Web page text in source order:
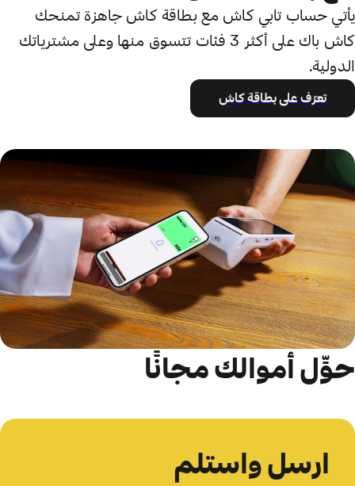
يأتي حساب تابي كاش مع بطاقة كاش جاهزة تمنحك
كاش باك على أكثر 3 فئات تتسوق منها وعلى مشترياتك
الدولية.
تعرّف على بطاقة كاش
حوِّل أموالك مجانًا
ارسل واستلم